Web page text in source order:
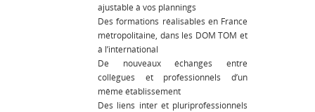
ajustable à vos plannings
Des formations réalisables en France
métropolitaine, dans les DOM TOM et
à l’international
De nouveaux échanges entre
collègues et professionnels d’un
même établissement
Des liens inter et pluriprofessionnels